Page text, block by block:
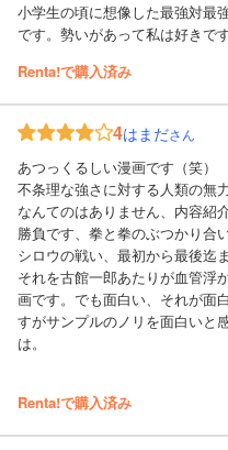
小学生の頃に想像した最強対最
です。勢いがあって私は好きです
Renta!で購入済み
4はまださん
あつっくるしい漫画です（笑
不条理な強さに対する人類の無
なんてのはありません、内容紹
勝負です、拳と拳のぶつかり合
シロウの戦い、最初から最後迄
それを古館一郎あたりが血管浮
画です。でも面白い、それが面
すがサンプルのノリを面白いと
Renta!で購入済み